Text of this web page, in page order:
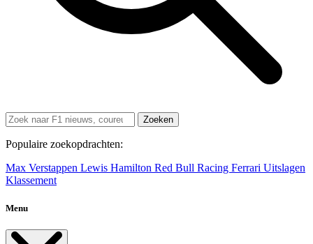
Zoeken
Populaire zoekopdrachten:
Max Verstappen Lewis Hamilton Red Bull Racing Ferrari Uitslagen
Klassement
Menu